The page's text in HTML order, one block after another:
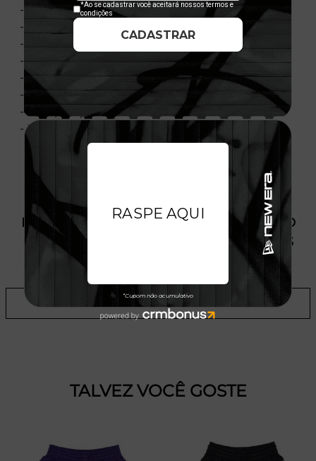
- Bolso traseiro
- Bordado lateral
- Cadarço para ajuste
- Bordado traseiro
- Flag New Era bordada
- Material: Open Mesh
- Composição: 100% Poliéster
- Licença oficial
PRODUTO SEM ESTOQUE DÍSPONÍVEL NO
SITE, CONSULTE A DISPONIBILIDADE NAS
ADICIONAR A LISTA DE DESEJOS
TALVEZ VOCÊ GOSTE